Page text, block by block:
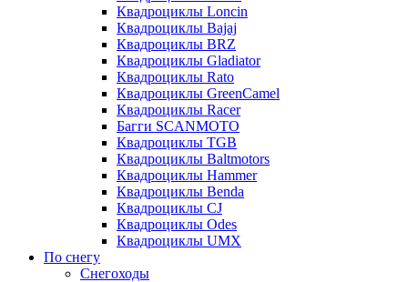
Квадроциклы Loncin
Квадроциклы Bajaj
Квадроциклы BRZ
Квадроциклы Gladiator
Квадроциклы Rato
Квадроциклы GreenCamel
Квадроциклы Racer
Багги SCANMOTO
Квадроциклы TGB
Квадроциклы Baltmotors
Квадроциклы Hammer
Квадроциклы Benda
Квадроциклы CJ
Квадроциклы Odes
Квадроциклы UMX
По снегу
Снегоходы